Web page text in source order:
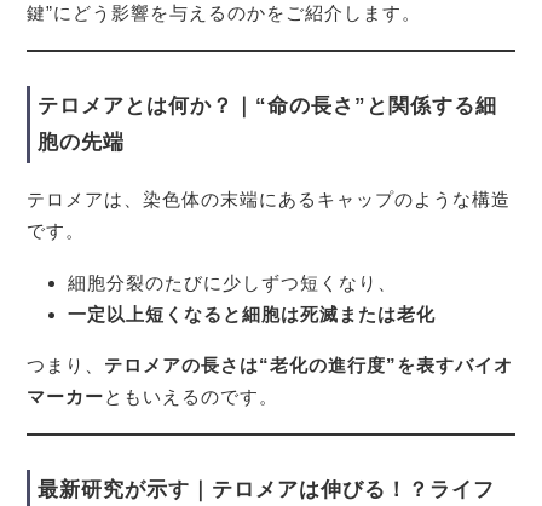
鍵”にどう影響を与えるのかをご紹介します。
テロメアとは何か？｜“命の長さ”と関係する細
胞の先端
テロメアは、染色体の末端にあるキャップのような構造
です。
細胞分裂のたびに少しずつ短くなり、
一定以上短くなると細胞は死滅または老化
つまり、 テロメアの長さは“老化の進行度”を表すバイオ
マーカーともいえるのです。
最新研究が示す｜テロメアは伸びる！？ライフ